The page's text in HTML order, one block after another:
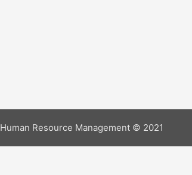
Human Resource Management © 2021